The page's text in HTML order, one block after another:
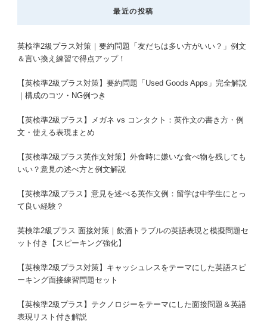
最近の投稿
英検準2級プラス対策｜要約問題「友だちは多い方がいい？」例文
＆言い換え練習で得点アップ！
【英検準2級プラス対策】要約問題「Used Goods Apps」完全解説
｜構成のコツ・NG例つき
【英検準2級プラス】メガネ vs コンタクト：英作文の書き方・例
文・使える表現まとめ
【英検準2級プラス英作文対策】外食時に嫌いな食べ物を残しても
いい？意見の述べ方と例文解説
【英検準2級プラス】意見を述べる英作文例：留学は中学生にとっ
て良い経験？
英検準2級プラス 面接対策｜飲酒トラブルの英語表現と模擬問題セ
ット付き【スピーキング強化】
【英検準2級プラス対策】キャッシュレスをテーマにした英語スピ
ーキング面接練習問題セット
【英検準2級プラス】テクノロジーをテーマにした面接問題＆英語
表現リスト付き解説